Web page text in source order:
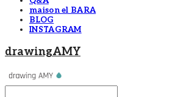
maison el BARA
BLOG
INSTAGRAM
drawingAMY